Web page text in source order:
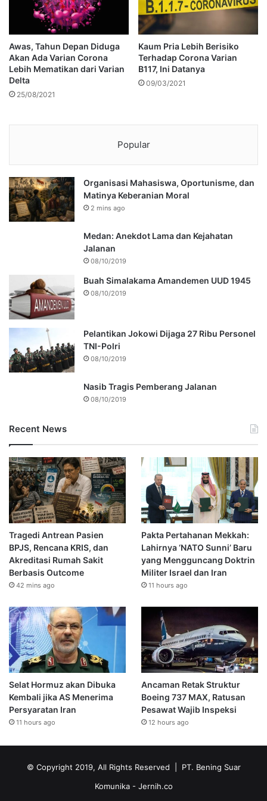
Awas, Tahun Depan Diduga
Akan Ada Varian Corona
Lebih Mematikan dari Varian
Delta
25/08/2021
Kaum Pria Lebih Berisiko
Terhadap Corona Varian
B117, Ini Datanya
09/03/2021
Popular
Organisasi Mahasiswa, Oportunisme, dan
Matinya Keberanian Moral
2 mins ago
Medan: Anekdot Lama dan Kejahatan
Jalanan
08/10/2019
Buah Simalakama Amandemen UUD 1945
08/10/2019
Pelantikan Jokowi Dijaga 27 Ribu Personel
TNI-Polri
08/10/2019
Nasib Tragis Pemberang Jalanan
08/10/2019
Recent News
Tragedi Antrean Pasien
BPJS, Rencana KRIS, dan
Akreditasi Rumah Sakit
Berbasis Outcome
42 mins ago
Pakta Pertahanan Mekkah:
Lahirnya ‘NATO Sunni’ Baru
yang Mengguncang Doktrin
Militer Israel dan Iran
11 hours ago
Selat Hormuz akan Dibuka
Kembali jika AS Menerima
Persyaratan Iran
11 hours ago
Ancaman Retak Struktur
Boeing 737 MAX, Ratusan
Pesawat Wajib Inspeksi
12 hours ago
© Copyright 2019, All Rights Reserved | PT. Bening Suar
Komunika - Jernih.co